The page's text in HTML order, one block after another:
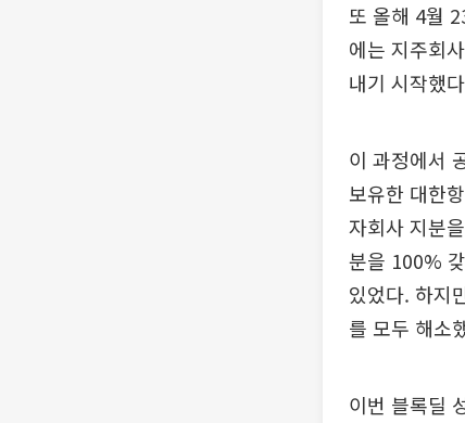
또 올해 4월
에는 지주회
내기 시작했
이 과정에서
보유한 대한
자회사 지분
분을 100%
있었다. 하지
를 모두 해소
이번 블록딜